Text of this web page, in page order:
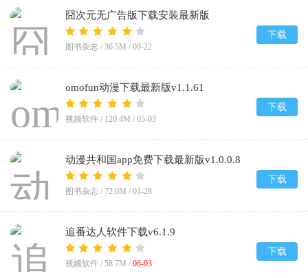
囧次元无广告版下载安装最新版
2026v1.5.8.0
图书杂志 / 36.5M / 09-22
下载
omofun动漫下载最新版v1.1.61
视频软件 / 120.4M / 05-03
下载
动漫共和国app免费下载最新版v1.0.0.8
图书杂志 / 72.0M / 01-28
下载
追番达人软件下载v6.1.9
视频软件 / 58.7M / 06-03
下载